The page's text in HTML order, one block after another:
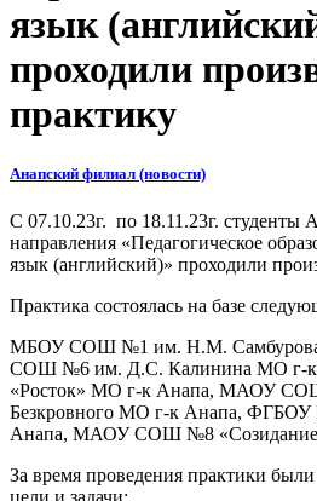
язык
проходили
практику
Анапский филиал (новости)
С 07.10.23г. по 18.11.23г.
направления «Педагогическое
язык (английский)» проходили
Практика состоялась на базе
МБОУ СОШ №1 им. Н.М.
СОШ №6 им. Д.С. Калинина МО г-к
«Росток» МО г-к Анапа, МАОУ
Безкровного МО г-к Анапа,
Анапа, МАОУ СОШ №8 «Созидание»
За время проведения практики
цели и задачи: